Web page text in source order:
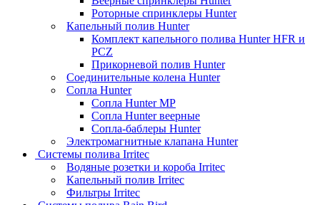
Роторные спринклеры Hunter
Капельный полив Hunter
Комплект капельного полива Hunter HFR и
PCZ
Прикорневой полив Hunter
Соединительные колена Hunter
Сопла Hunter
Сопла Hunter MP
Сопла Hunter веерные
Сопла-баблеры Hunter
Электромагнитные клапана Hunter
Системы полива Irritec
Водяные розетки и короба Irritec
Капельный полив Irritec
Фильтры Irritec